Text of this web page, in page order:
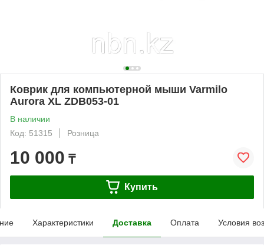
Коврик для компьютерной мыши Varmilo
Aurora XL ZDB053-01
В наличии
Код: 51315
Розница
10 000 ₸
Купить
Характеристики Доставка Оплата Условия